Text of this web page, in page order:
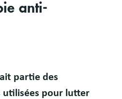
anti-
partie des
utilisées pour lutter